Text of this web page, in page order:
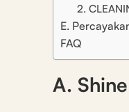
2.
E.
FAQ
A.